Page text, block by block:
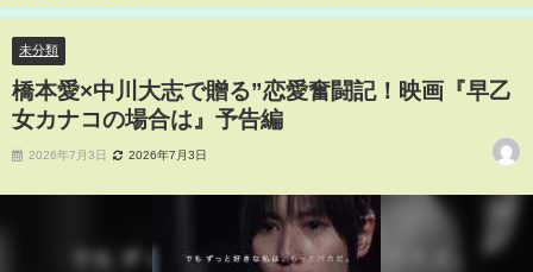
場合は』予告編
未分類
橋本愛×中川大志で贈る”恋愛奮闘記！映画『早乙
女カナコの場合は』予告編
2026年7月3日 2026年7月3日